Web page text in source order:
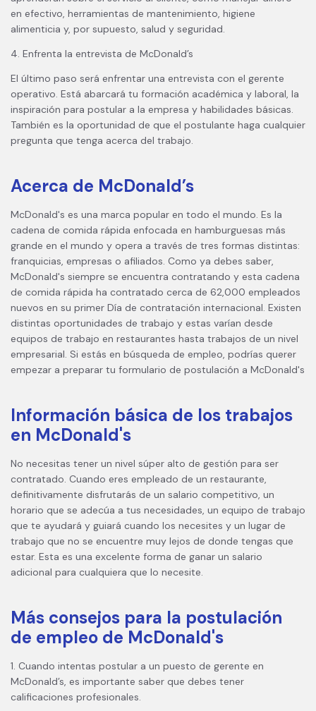
en efectivo, herramientas de mantenimiento, higiene
alimenticia y, por supuesto, salud y seguridad.
4. Enfrenta la entrevista de McDonald’s
El último paso será enfrentar una entrevista con el gerente
operativo. Está abarcará tu formación académica y laboral, la
inspiración para postular a la empresa y habilidades básicas.
También es la oportunidad de que el postulante haga cualquier
pregunta que tenga acerca del trabajo.
Acerca de McDonald’s
McDonald's es una marca popular en todo el mundo. Es la
cadena de comida rápida enfocada en hamburguesas más
grande en el mundo y opera a través de tres formas distintas:
franquicias, empresas o afiliados. Como ya debes saber,
McDonald's siempre se encuentra contratando y esta cadena
de comida rápida ha contratado cerca de 62,000 empleados
nuevos en su primer Día de contratación internacional. Existen
distintas oportunidades de trabajo y estas varían desde
equipos de trabajo en restaurantes hasta trabajos de un nivel
empresarial. Si estás en búsqueda de empleo, podrías querer
empezar a preparar tu formulario de postulación a McDonald's
Información básica de los trabajos
en McDonald's
No necesitas tener un nivel súper alto de gestión para ser
contratado. Cuando eres empleado de un restaurante,
definitivamente disfrutarás de un salario competitivo, un
horario que se adecúa a tus necesidades, un equipo de trabajo
que te ayudará y guiará cuando los necesites y un lugar de
trabajo que no se encuentre muy lejos de donde tengas que
estar. Esta es una excelente forma de ganar un salario
adicional para cualquiera que lo necesite.
Más consejos para la postulación
de empleo de McDonald's
1. Cuando intentas postular a un puesto de gerente en
McDonald’s, es importante saber que debes tener
calificaciones profesionales.